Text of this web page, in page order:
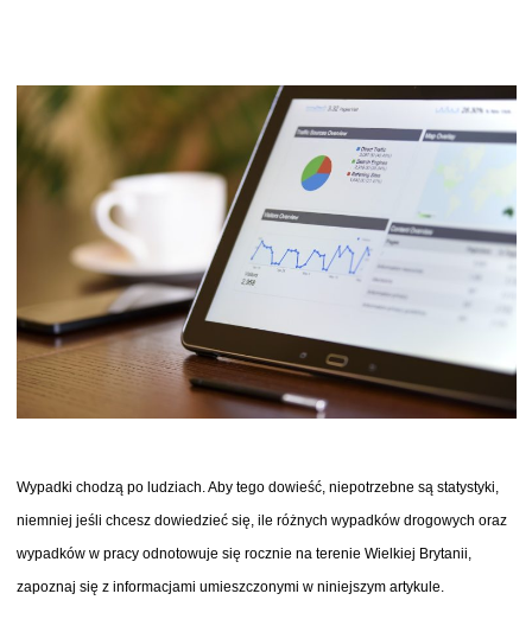
Wypadki chodzą po ludziach. Aby tego dowieść, niepotrzebne są statystyki,
niemniej jeśli chcesz dowiedzieć się, ile różnych wypadków drogowych oraz
wypadków w pracy odnotowuje się rocznie na terenie Wielkiej Brytanii,
zapoznaj się z informacjami umieszczonymi w niniejszym artykule.